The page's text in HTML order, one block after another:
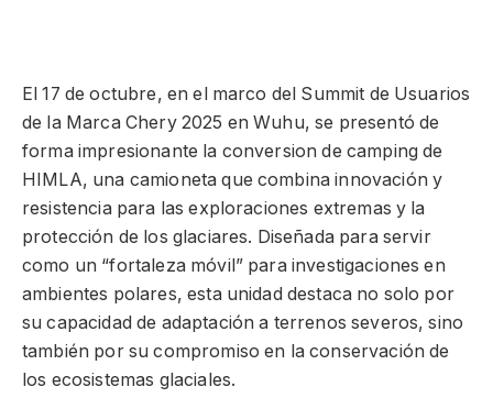
El 17 de octubre, en el marco del Summit de Usuarios
de la Marca Chery 2025 en Wuhu, se presentó de
forma impresionante la conversion de camping de
HIMLA, una camioneta que combina innovación y
resistencia para las exploraciones extremas y la
protección de los glaciares. Diseñada para servir
como un “fortaleza móvil” para investigaciones en
ambientes polares, esta unidad destaca no solo por
su capacidad de adaptación a terrenos severos, sino
también por su compromiso en la conservación de
los ecosistemas glaciales.